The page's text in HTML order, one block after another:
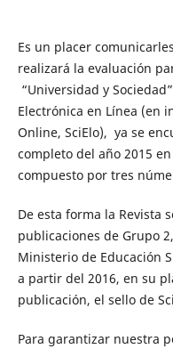
Es un placer
realizará la evaluación
“Universidad y
Electrónica en Línea (en
Online, SciElo), ya se
completo del año 2015
compuesto por tres
De esta forma la Revista
publicaciones de Grupo
Ministerio de Educación
a partir del 2016, en su
publicación, el sello de
Para garantizar nuestra